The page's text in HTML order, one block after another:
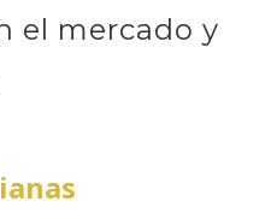
el mercado y